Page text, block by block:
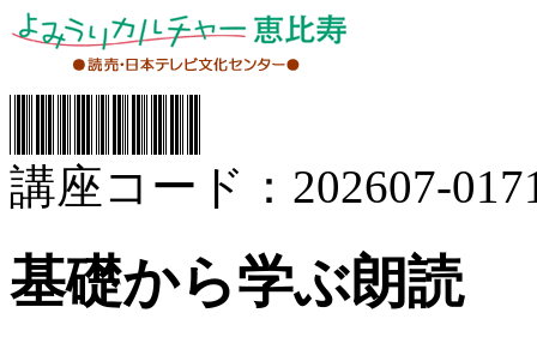
講座コード：202607-
基礎から学ぶ朗読